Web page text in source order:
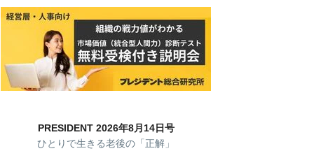
PRESIDENT 2026年8月14日号
ひとりで生きる老後の「正解」